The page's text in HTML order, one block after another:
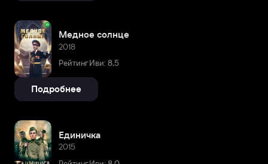
Медное солнце
2018
Рейтинг Иви: 8,5
Подробнее
Единичка
2015